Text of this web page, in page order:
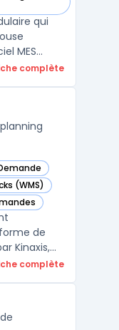
qui
MES
sur une
de
pilo ...
complète
(WMS)
de
Kinaxis,
1984 et
et
de
complète